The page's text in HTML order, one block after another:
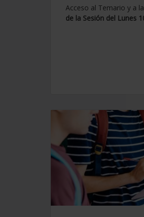
Acceso al Temario y a la
de la Sesión del Lunes